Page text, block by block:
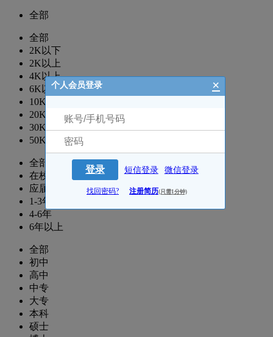
全部
全部
2K以下
2K以上
4K以上
6K以上
10K以上
20K以上
30K以上
50K以上
全部
在校生
应届生
1-3年
4-6年
6年以上
全部
初中
高中
中专
大专
本科
硕士
个人会员登录 ×
登录 短信登录 微信登录
找回密码? 注册简历(只需1分钟)